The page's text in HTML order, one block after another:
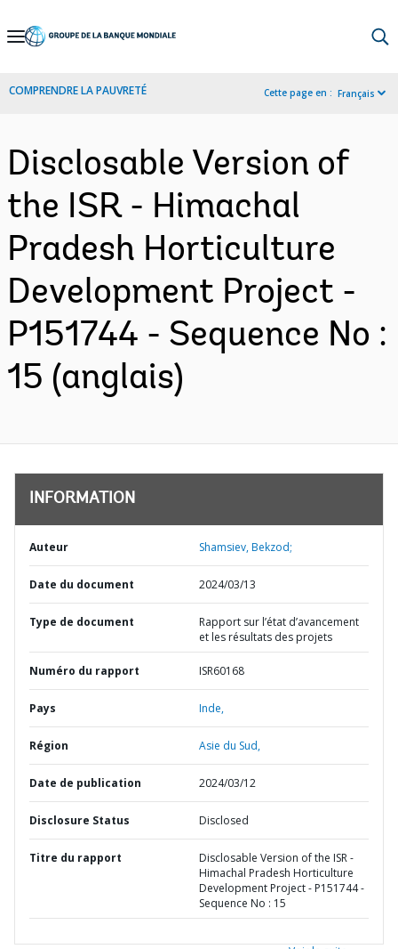
Skip
Navigation
COMPRENDRE LA PAUVRETÉ Cette page en : Français
Disclosable Version of
the ISR - Himachal
Pradesh Horticulture
Development Project -
P151744 - Sequence No :
15 (anglais)
INFORMATION
Auteur Shamsiev, Bekzod;
Date du document 2024/03/13
Type de document
Rapport sur l’état d’avancement
et les résultats des projets
Numéro du rapport ISR60168
Pays Inde,
Région Asie du Sud,
Date de publication 2024/03/12
Disclosure Status Disclosed
Titre du rapport
Disclosable Version of the ISR -
Himachal Pradesh Horticulture
Development Project - P151744 -
Sequence No : 15